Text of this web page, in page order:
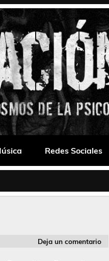
Redes Sociales
Deja un comentario